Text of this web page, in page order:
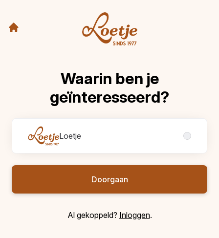
Waarin ben je
geïnteresseerd?
Loetje
Doorgaan
Al gekoppeld? Inloggen.